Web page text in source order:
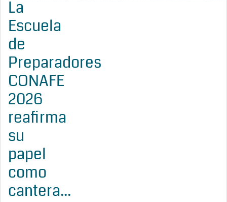
La
Escuela
de
Preparadores
CONAFE
2026
reafirma
su
papel
como
cantera...